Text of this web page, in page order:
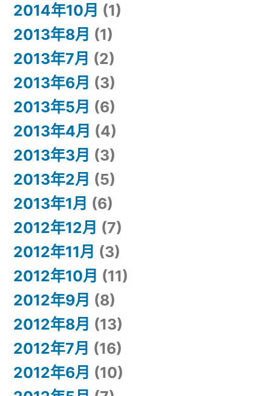
2014年10月 (1)
2013年8月 (1)
2013年7月 (2)
2013年6月 (3)
2013年5月 (6)
2013年4月 (4)
2013年3月 (3)
2013年2月 (5)
2013年1月 (6)
2012年12月 (7)
2012年11月 (3)
2012年10月 (11)
2012年9月 (8)
2012年8月 (13)
2012年7月 (16)
2012年6月 (10)